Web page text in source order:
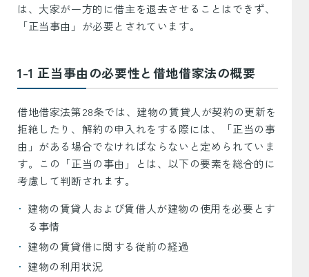
は、大家が一方的に借主を退去させることはできず、
「正当事由」が必要とされています。
1-1 正当事由の必要性と借地借家法の概要
借地借家法第28条では、建物の賃貸人が契約の更新を
拒絶したり、解約の申入れをする際には、「正当の事
由」がある場合でなければならないと定められていま
す。この「正当の事由」とは、以下の要素を総合的に
考慮して判断されます。
建物の賃貸人および賃借人が建物の使用を必要とす
る事情
建物の賃貸借に関する従前の経過
建物の利用状況